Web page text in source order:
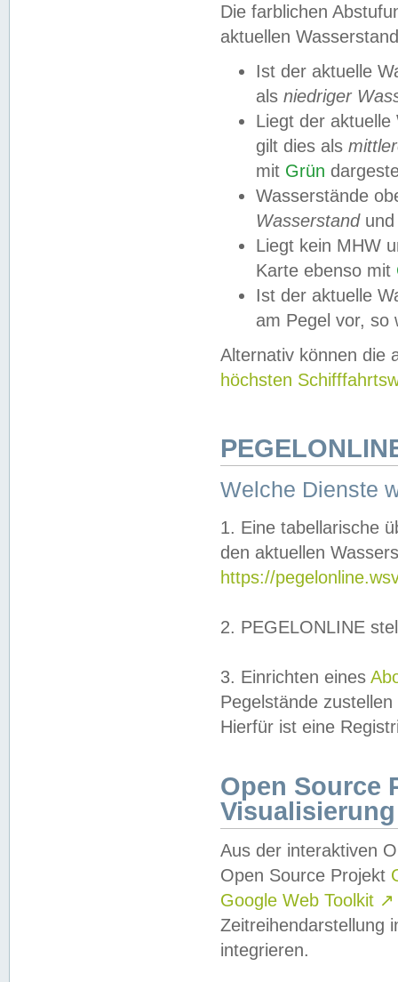
Die farblichen
aktuellen
Ist der aktuelle
als niedriger
Liegt der
gilt dies als
mit Grün
Wasserstände
Wasserstandund
Liegt kein MHW
Karte ebenso mit
Ist der aktuelle
am Pegel vor,
Alternativ können die
höchsten
Welche Dienste
1. Eine tabellarische
den aktuellen
https://
2. PEGELONLINE
3. Einrichten eines
Pegelstände
Hierfür ist eine
Open Source
Visualisierung
Aus der interaktiven
Open Source Projekt
Google Web Toolkit ↗
Zeitreihendarstellung
integrieren.